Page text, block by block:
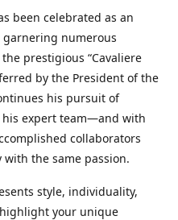
been celebrated as an
garnering numerous
prestigious “Cavaliere
by the President of the
his pursuit of
expert team—and with
collaborators
the same passion.
style, individuality,
your unique